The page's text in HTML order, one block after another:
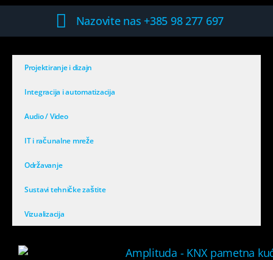
Nazovite nas +385 98 277 697
Projektiranje i dizajn
Integracija i automatizacija
Audio / Video
IT i računalne mreže
Održavanje
Sustavi tehničke zaštite
Vizualizacija